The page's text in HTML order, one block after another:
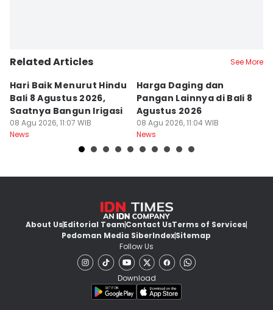
Related Articles See More
Hari Baik Menurut Hindu
Bali 8 Agustus 2026,
Saatnya Bangun Irigasi
08 Agu 2026, 11:07 WIB
News
Harga Daging dan
Pangan Lainnya di Bali 8
Agustus 2026
08 Agu 2026, 11:04 WIB
News
About UsEditorial TeamContact UsTerms of Services
Pedoman Media SiberIndexSitemap
Follow Us
Download